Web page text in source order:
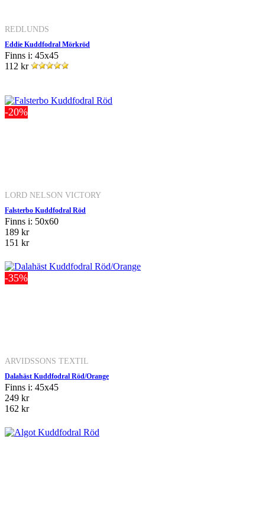
REDLUNDS
Eddie Kuddfodral Mörkröd
Finns i: 45x45
112 kr
-20%
LORD NELSON VICTORY
Falsterbo Kuddfodral Röd
Finns i: 50x60
189 kr
151 kr
-35%
ARVIDSSONS TEXTIL
Dalahäst Kuddfodral Röd/Orange
Finns i: 45x45
249 kr
162 kr